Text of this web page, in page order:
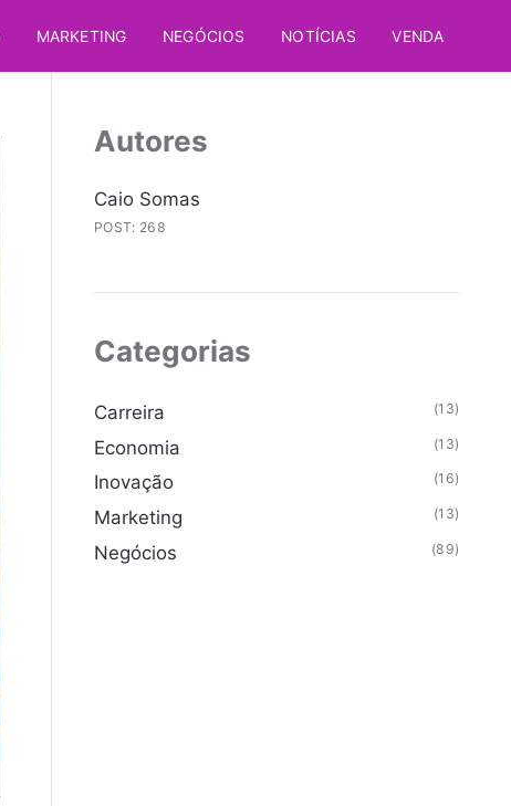
MARKETING NEGÓCIOS NOTÍCIAS VENDA
Autores
Caio Somas
POST: 268
Categorias
Carreira (13)
Economia (13)
Inovação (16)
Marketing (13)
Negócios (89)